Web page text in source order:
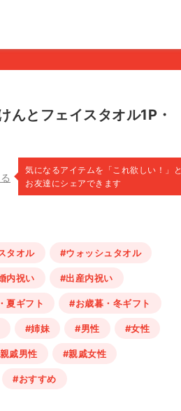
んとフェイスタオル1P・
気になるアイテムを 「これ欲しい！」と
お友達にシェアできます
タオル #ウォッシュタオル
内祝い #出産内祝い
夏ギフト #お歳暮・冬ギフト
#姉妹 #男性 #女性
戚男性 #親戚女性
#おすすめ